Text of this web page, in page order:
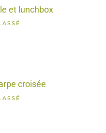
et lunchbox
croisée